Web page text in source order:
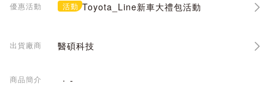
優惠活動 活動 Toyota_Line新車大禮包活動
出貨廠商 醫碩科技
商品簡介 -